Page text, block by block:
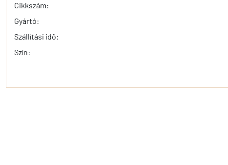
Cikkszám:
Gyártó:
Szállítási idő:
Szín: